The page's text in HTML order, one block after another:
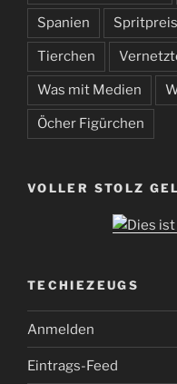
Spanien
Tierchen
Was mit Medien
Öcher Figürchen
VOLLER STOLZ
TECHIEZEUGS
Anmelden
Eintrags-Feed